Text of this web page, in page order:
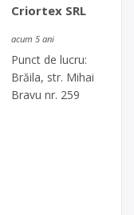
Criortex SRL
acum 5 ani
Punct de lucru:
Brăila, str. Mihai
Bravu nr. 259